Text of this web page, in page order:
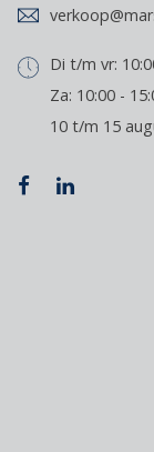
Di t/m vr:
Za: 10:00 -
10 t/m 15